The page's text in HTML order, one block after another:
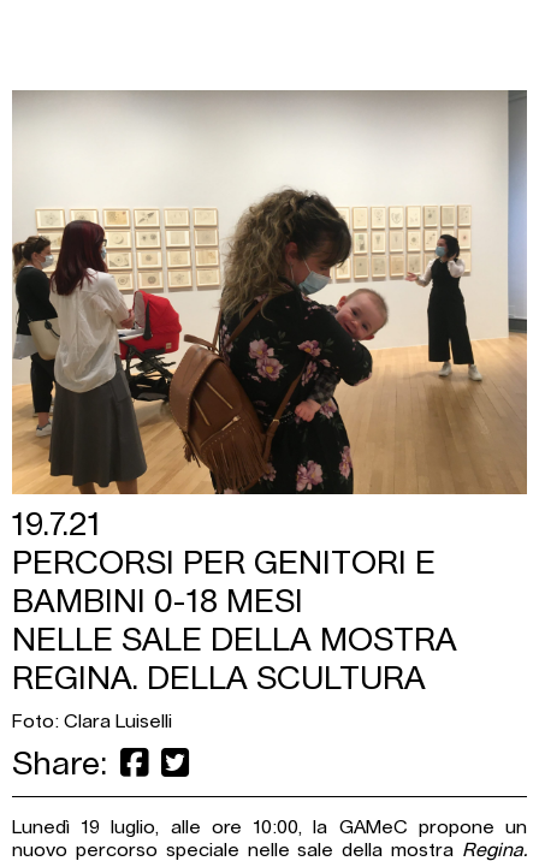
19.7.21
PERCORSI PER GENITORI E
BAMBINI 0-18 MESI
NELLE SALE DELLA MOSTRA
REGINA. DELLA SCULTURA
Foto: Clara Luiselli
Share:
Lunedì 19 luglio, alle ore 10:00, la GAMeC propone un
nuovo percorso speciale nelle sale della mostra Regina.